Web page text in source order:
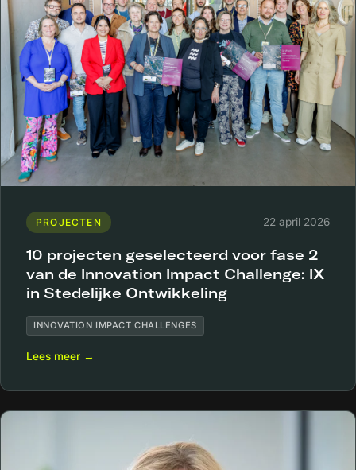
PROJECTEN 22 april 2026
10 projecten geselecteerd voor fase 2
van de Innovation Impact Challenge: IX
in Stedelijke Ontwikkeling
INNOVATION IMPACT CHALLENGES
Lees meer →